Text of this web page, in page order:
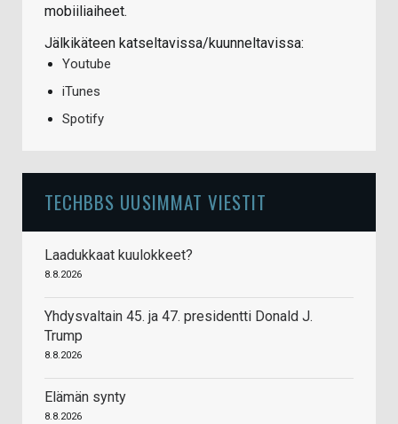
mobiiliaiheet.
Jälkikäteen katseltavissa/kuunneltavissa:
Youtube
iTunes
Spotify
TECHBBS UUSIMMAT VIESTIT
Laadukkaat kuulokkeet?
8.8.2026
Yhdysvaltain 45. ja 47. presidentti Donald J.
Trump
8.8.2026
Elämän synty
8.8.2026